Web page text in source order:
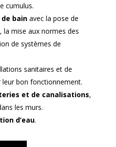
cumulus.
bainavec la pose de
la mise aux normes des
de systèmes de
sanitaires et de
bon fonctionnement.
et de canalisations,
les murs.
d’eau.